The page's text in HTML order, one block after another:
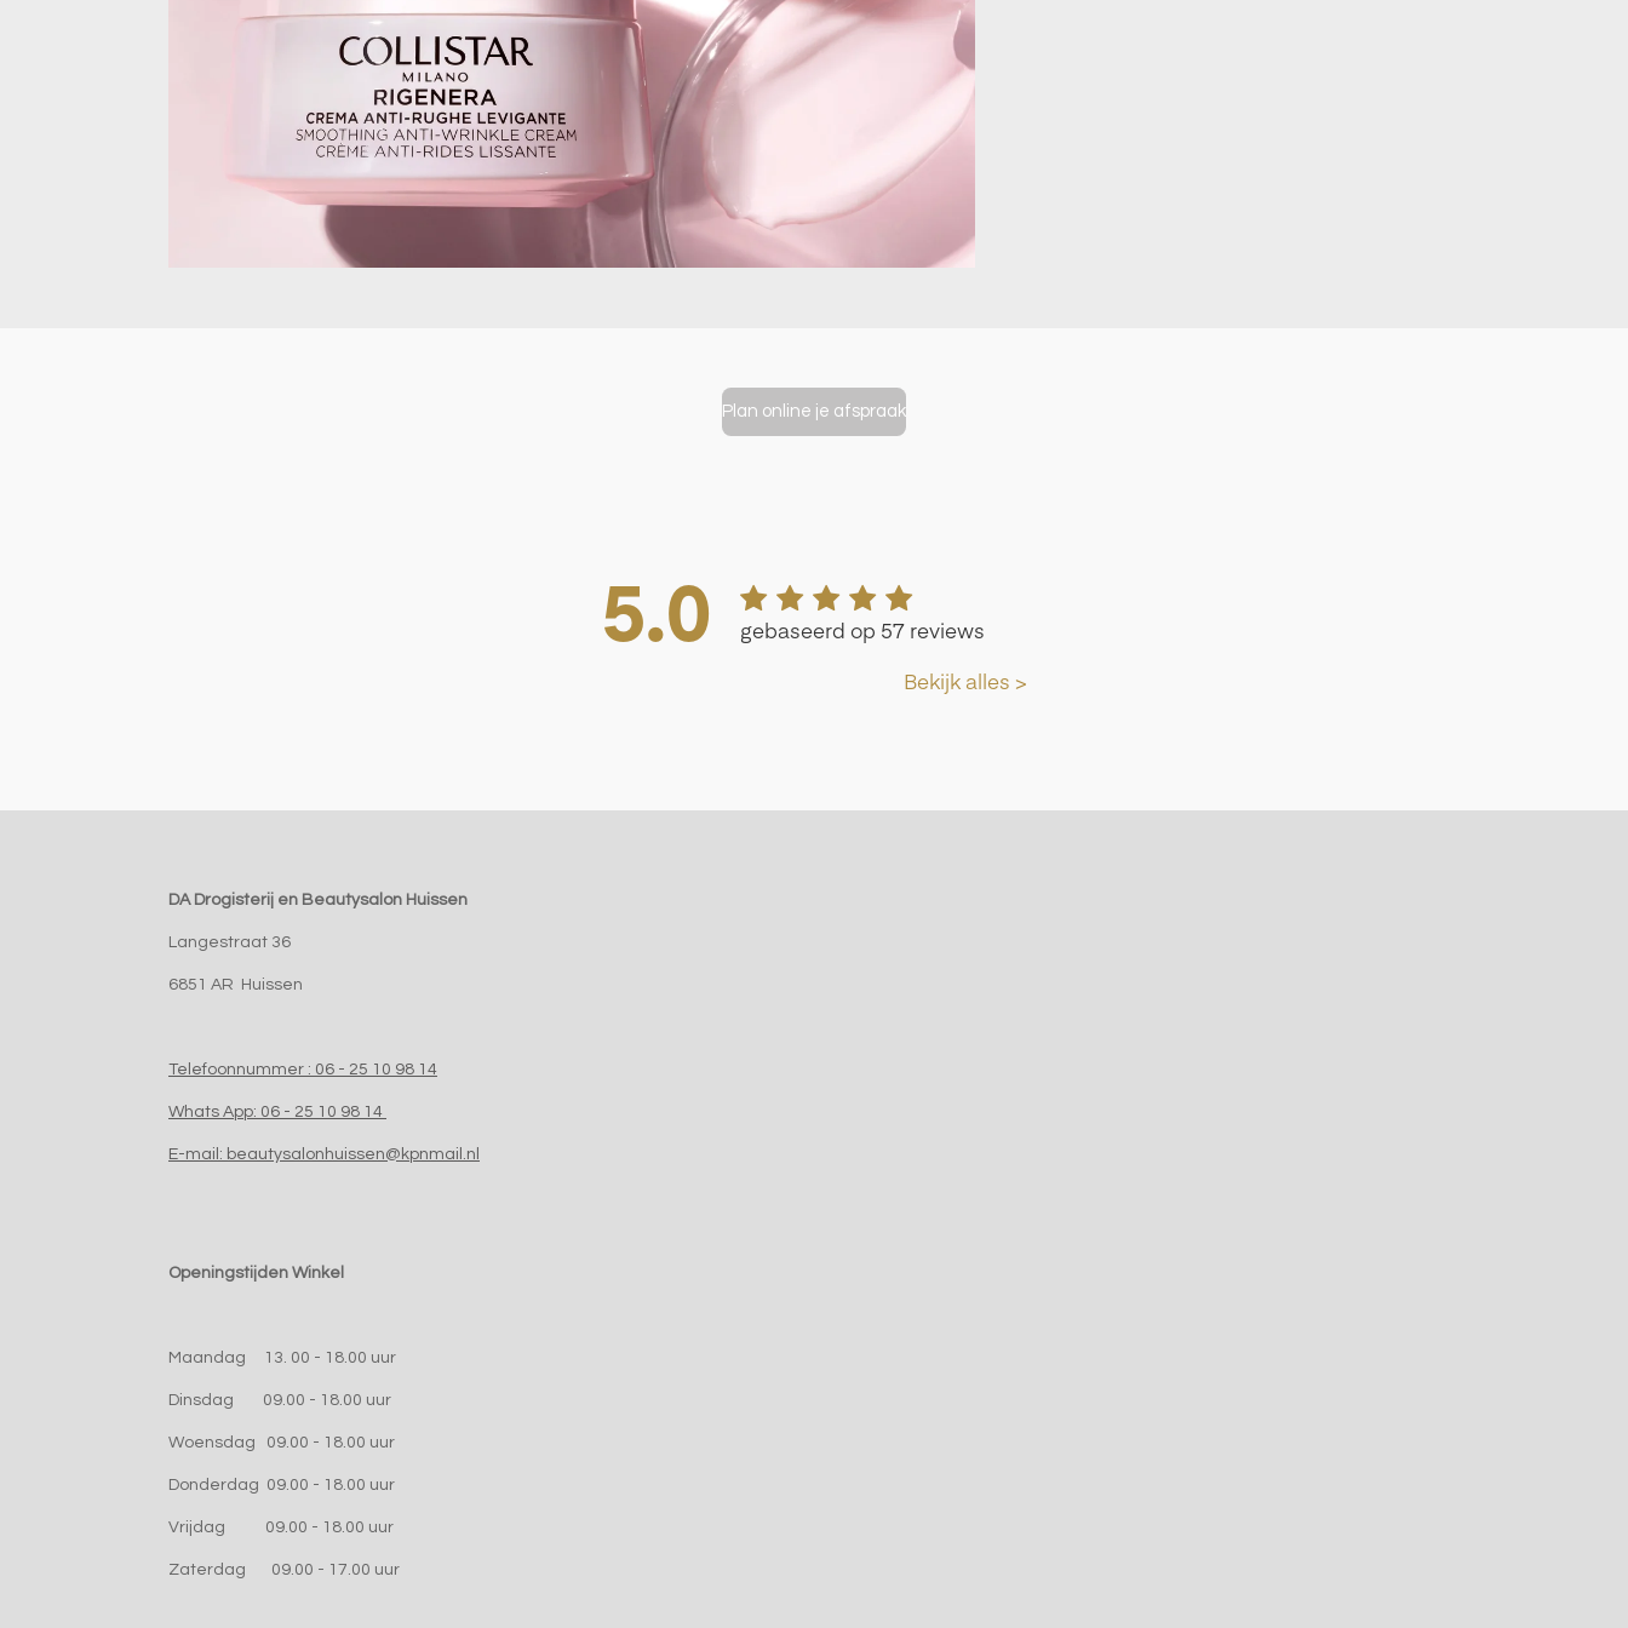
Plan online je afspraak
DA Drogisterij en Beautysalon Huissen
Langestraat 36
6851 AR Huissen
Telefoonnummer : 06 - 25 10 98 14
Whats App: 06 - 25 10 98 14
E-mail: beautysalonhuissen@kpnmail.nl
Openingstijden Winkel
Maandag 13. 00 - 18.00 uur
Dinsdag 09.00 - 18.00 uur
Woensdag 09.00 - 18.00 uur
Donderdag 09.00 - 18.00 uur
Vrijdag 09.00 - 18.00 uur
Zaterdag 09.00 - 17.00 uur